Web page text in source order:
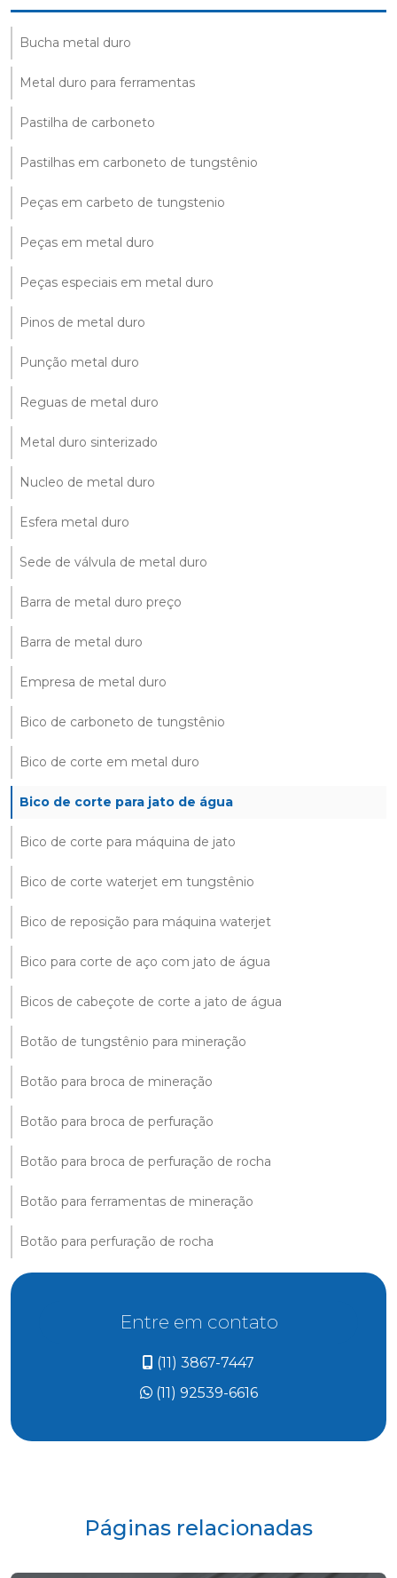
Bucha metal duro
Metal duro para ferramentas
Pastilha de carboneto
Pastilhas em carboneto de tungstênio
Peças em carbeto de tungstenio
Peças em metal duro
Peças especiais em metal duro
Pinos de metal duro
Punção metal duro
Reguas de metal duro
Metal duro sinterizado
Nucleo de metal duro
Esfera metal duro
Sede de válvula de metal duro
Barra de metal duro preço
Barra de metal duro
Empresa de metal duro
Bico de carboneto de tungstênio
Bico de corte em metal duro
Bico de corte para jato de água
Bico de corte para máquina de jato
Bico de corte waterjet em tungstênio
Bico de reposição para máquina waterjet
Bico para corte de aço com jato de água
Bicos de cabeçote de corte a jato de água
Botão de tungstênio para mineração
Botão para broca de mineração
Botão para broca de perfuração
Botão para broca de perfuração de rocha
Botão para ferramentas de mineração
Botão para perfuração de rocha
Entre em contato
(11) 3867-7447
(11) 92539-6616
Páginas relacionadas